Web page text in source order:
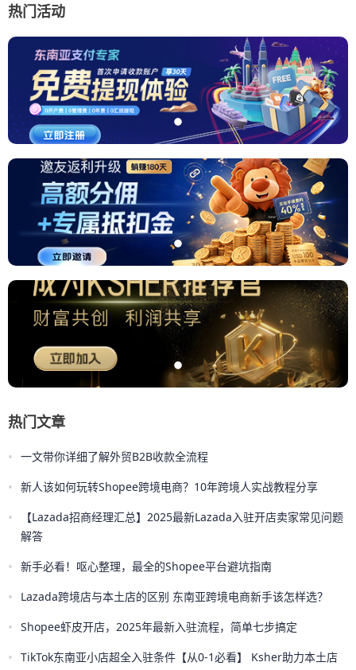
热门活动
热门文章
• 一文带你详细了解外贸B2B收款全流程
• 新人该如何玩转Shopee跨境电商？10年跨境人实战教程分享
•
【Lazada招商经理汇总】2025最新Lazada入驻开店卖家常见问题
解答
• 新手必看！呕心整理，最全的Shopee平台避坑指南
• Lazada跨境店与本土店的区别 东南亚跨境电商新手该怎样选？
• Shopee虾皮开店，2025年最新入驻流程，简单七步搞定
• TikTok东南亚小店超全入驻条件【从0-1必看】 Ksher助力本土店